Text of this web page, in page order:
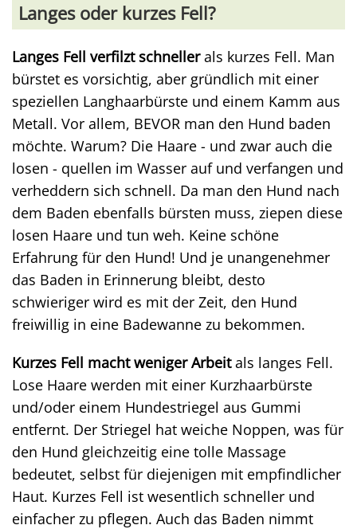
Langes oder kurzes Fell?
Langes Fell verfilzt schnellerals kurzes Fell. Man
bürstet es vorsichtig, aber gründlich mit einer
speziellen Langhaarbürste und einem Kamm aus
Metall. Vor allem, BEVOR man den Hund baden
möchte. Warum? Die Haare - und zwar auch die
losen - quellen im Wasser auf und verfangen und
verheddern sich schnell. Da man den Hund nach
dem Baden ebenfalls bürsten muss, ziepen diese
losen Haare und tun weh. Keine schöne
Erfahrung für den Hund! Und je unangenehmer
das Baden in Erinnerung bleibt, desto
schwieriger wird es mit der Zeit, den Hund
freiwillig in eine Badewanne zu bekommen.
Kurzes Fell macht weniger Arbeitals langes Fell.
Lose Haare werden mit einer Kurzhaarbürste
und/oder einem Hundestriegel aus Gummi
entfernt. Der Striegel hat weiche Noppen, was für
den Hund gleichzeitig eine tolle Massage
bedeutet, selbst für diejenigen mit empfindlicher
Haut. Kurzes Fell ist wesentlich schneller und
einfacher zu pflegen. Auch das Baden nimmt